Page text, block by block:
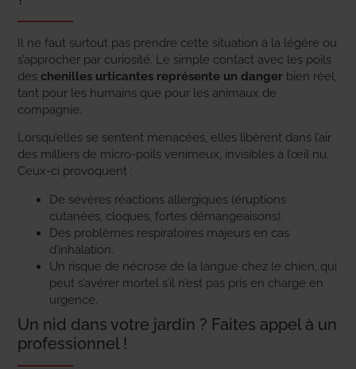
Il ne faut surtout pas prendre cette situation à la légère ou
s’approcher par curiosité. Le simple contact avec les poils
des chenilles urticantes représente un danger bien réel,
tant pour les humains que pour les animaux de
compagnie.
Lorsqu’elles se sentent menacées, elles libèrent dans l’air
des milliers de micro-poils venimeux, invisibles à l’œil nu.
Ceux-ci provoquent :
De sévères réactions allergiques (éruptions
cutanées, cloques, fortes démangeaisons).
Des problèmes respiratoires majeurs en cas
d’inhalation.
Un risque de nécrose de la langue chez le chien, qui
peut s’avérer mortel s’il n’est pas pris en charge en
urgence.
Un nid dans votre jardin ? Faites appel à un
professionnel !